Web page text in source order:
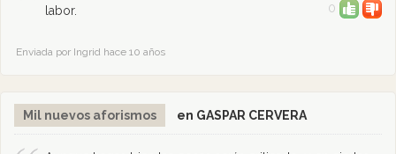
labor.
0
Enviada por Ingrid hace 10 años
Mil nuevos aforismos en GASPAR CERVERA